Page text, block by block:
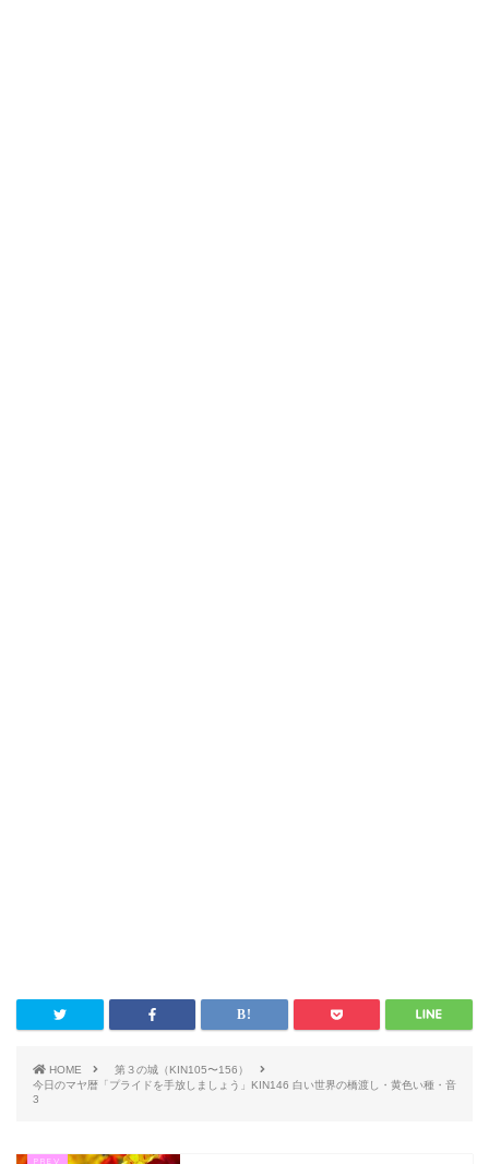
HOME
第３の城（KIN105〜156）
今日のマヤ暦「プライドを手放しましょう」KIN146 白い世界の橋渡し・黄色い種・音
3